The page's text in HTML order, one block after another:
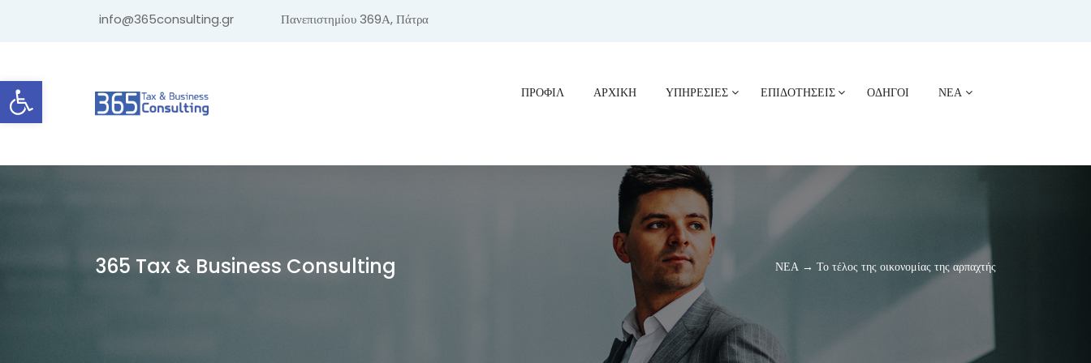
Ανοίξτε τη γραμμή εργαλείων
info@365consulting.gr Πανεπιστημίου 369Α, Πάτρα
ΠΡΟΦΊΛ ΑΡΧΙΚΗ ΥΠΗΡΕΣΙΕΣ ΕΠΙΔΟΤΗΣΕΙΣ ΟΔΗΓΟΙ ΝΕΑ
365 Tax & Business Consulting ΝΕΑ → Το τέλος της οικονομίας της αρπαχτής